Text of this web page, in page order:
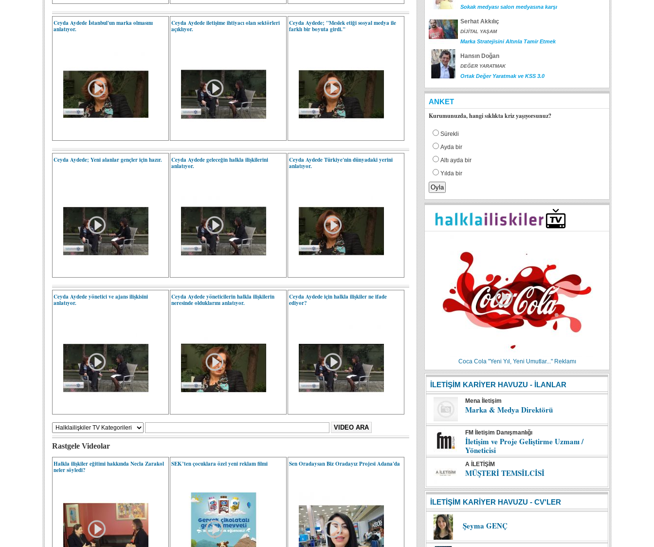
Ceyda Aydede İstanbul'un marka olmasını
anlatıyor.
Ceyda Aydede iletişime ihtiyacı olan sektörleri
açıklıyor.
Ceyda Aydede; "Meslek etiği sosyal medya ile
farklı bir boyuta girdi."
Ceyda Aydede; Yeni alanlar gençler için hazır.
Ceyda Aydede geleceğin halkla ilişkilerini
anlatıyor.
Ceyda Aydede Türkiye'nin dünyadaki yerini
anlatıyor.
Ceyda Aydede yönetici ve ajans ilişkisini
anlatıyor.
Ceyda Aydede yöneticilerin halkla ilişkilerin
neresinde olduklarını anlatıyor.
Ceyda Aydede için halkla ilişkiler ne ifade
ediyor?
Rastgele Videolar
Halkla ilişkiler eğitimi hakkında Necla Zarakol
neler söyledi?
SEK’ten çocuklara özel yeni reklam filmi Sen Oradaysan Biz Oradayız Projesi Adana'da
Sokak medyası salon medyasına karşı
Serhat Akkılıç
DİJİTAL YAŞAM
Marka Stratejisini Altınla Tamir Etmek
Hansın Doğan
DEĞER YARATMAK
Ortak Değer Yaratmak ve KSS 3.0
ANKET
Kurumunuzda, hangi sıklıkta kriz yaşıyorsunuz?
Sürekli
Ayda bir
Altı ayda bir
Yılda bir
Coca Cola "Yeni Yıl, Yeni Umutlar..." Reklamı
İLETİŞİM KARİYER HAVUZU - İLANLAR
Mena İletişim
Marka & Medya Direktörü
FM İletişim Danışmanlığı
İletişim ve Proje Geliştirme Uzmanı /
Yöneticisi
A İLETİŞİM
MÜŞTERİ TEMSİLCİSİ
İLETİŞİM KARİYER HAVUZU - CV'LER
Şeyma GENÇ